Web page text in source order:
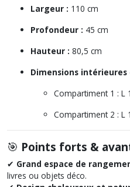
Largeur : 110 cm
Profondeur : 45 cm
Hauteur : 80,5 cm
Dimensions
Compartiment 1 : L
Compartiment 2 : L
🎯 Points forts &
✔ Grand espace de
livres ou objets déco.